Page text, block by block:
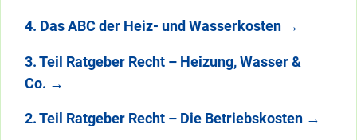
4. Das ABC der Heiz- und Wasserkosten →
3. Teil Ratgeber Recht – Heizung, Wasser &
Co. →
2. Teil Ratgeber Recht – Die Betriebskosten →